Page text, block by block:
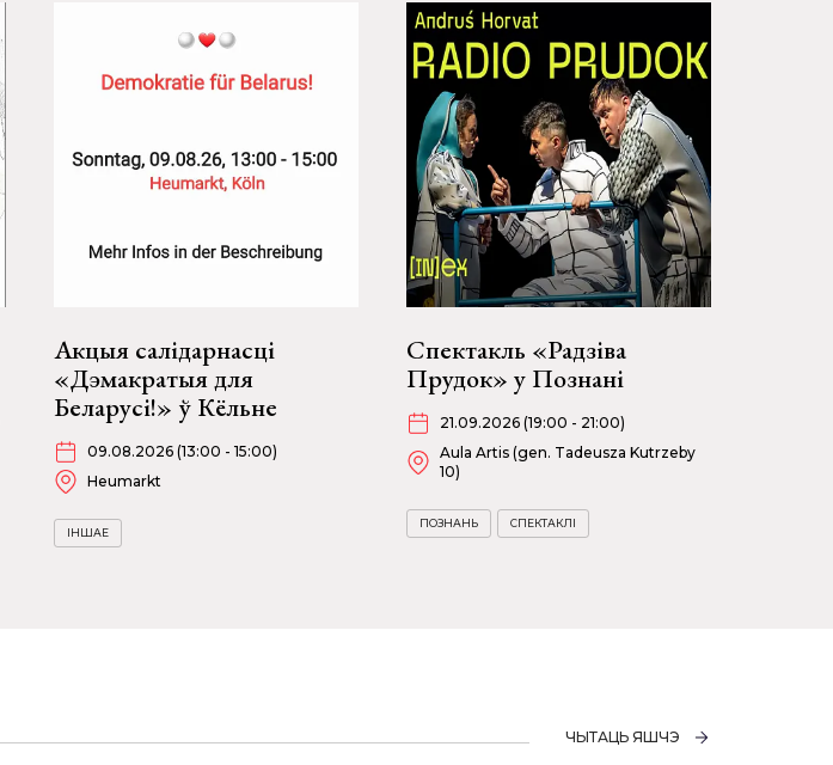
Акцыя салідарнасці
«Дэмакратыя для
Беларусі!» ў Кёльне
09.08.2026 (13:00 - 15:00)
Heumarkt
ІНШАЕ
Спектакль «Радзіва
Прудок» у Познані
21.09.2026 (19:00 - 21:00)
Aula Artis (gen. Tadeusza Kutrzeby
10)
ПОЗНАНЬ СПЕКТАКЛІ
ЧЫТАЦЬ ЯШЧЭ